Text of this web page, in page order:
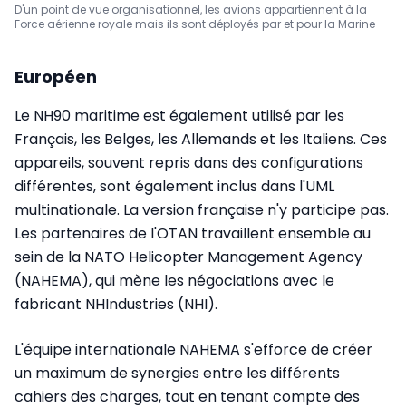
D'un point de vue organisationnel, les avions appartiennent à la
Force aérienne royale mais ils sont déployés par et pour la Marine
Européen
Le NH90 maritime est également utilisé par les
Français, les Belges, les Allemands et les Italiens. Ces
appareils, souvent repris dans des configurations
différentes, sont également inclus dans l'UML
multinationale. La version française n'y participe pas.
Les partenaires de l'OTAN travaillent ensemble au
sein de la NATO Helicopter Management Agency
(NAHEMA), qui mène les négociations avec le
fabricant NHIndustries (NHI).
L'équipe internationale NAHEMA s'efforce de créer
un maximum de synergies entre les différents
cahiers des charges, tout en tenant compte des